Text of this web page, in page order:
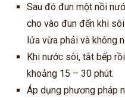
Sau đó đun một nồi
cho vào đun đến khi
lửa vừa phải và không
Khi nước sôi, tắt bếp
khoảng 15 – 30 phút.
Áp dụng phương pháp